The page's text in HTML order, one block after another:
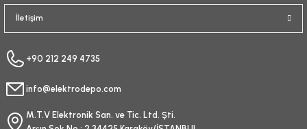
İletişim
+90 212 249 4735
info@elektrodepo.com
M.T.V Elektronik San. ve Tic. Ltd. Şti.